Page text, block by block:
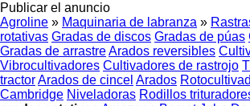
Publicar el anuncio
Agroline » Maquinaria de labranza »
rotativas Gradas de discos Gradas de púas
Gradas de arrastreArados reversibles
Vibrocultivadores Cultivadores de rastrojo
tractorArados de cincel Arados
Cambridge Niveladoras Rodillos